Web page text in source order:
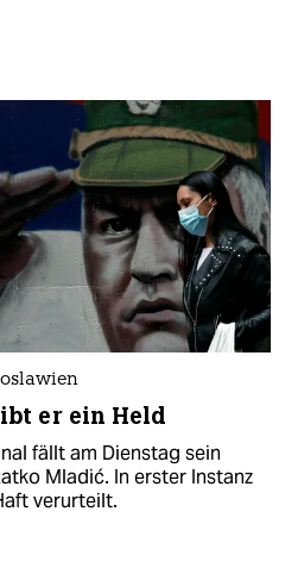
er ein Held
fällt am Dienstag sein
Mladić. In erster Instanz
verurteilt.